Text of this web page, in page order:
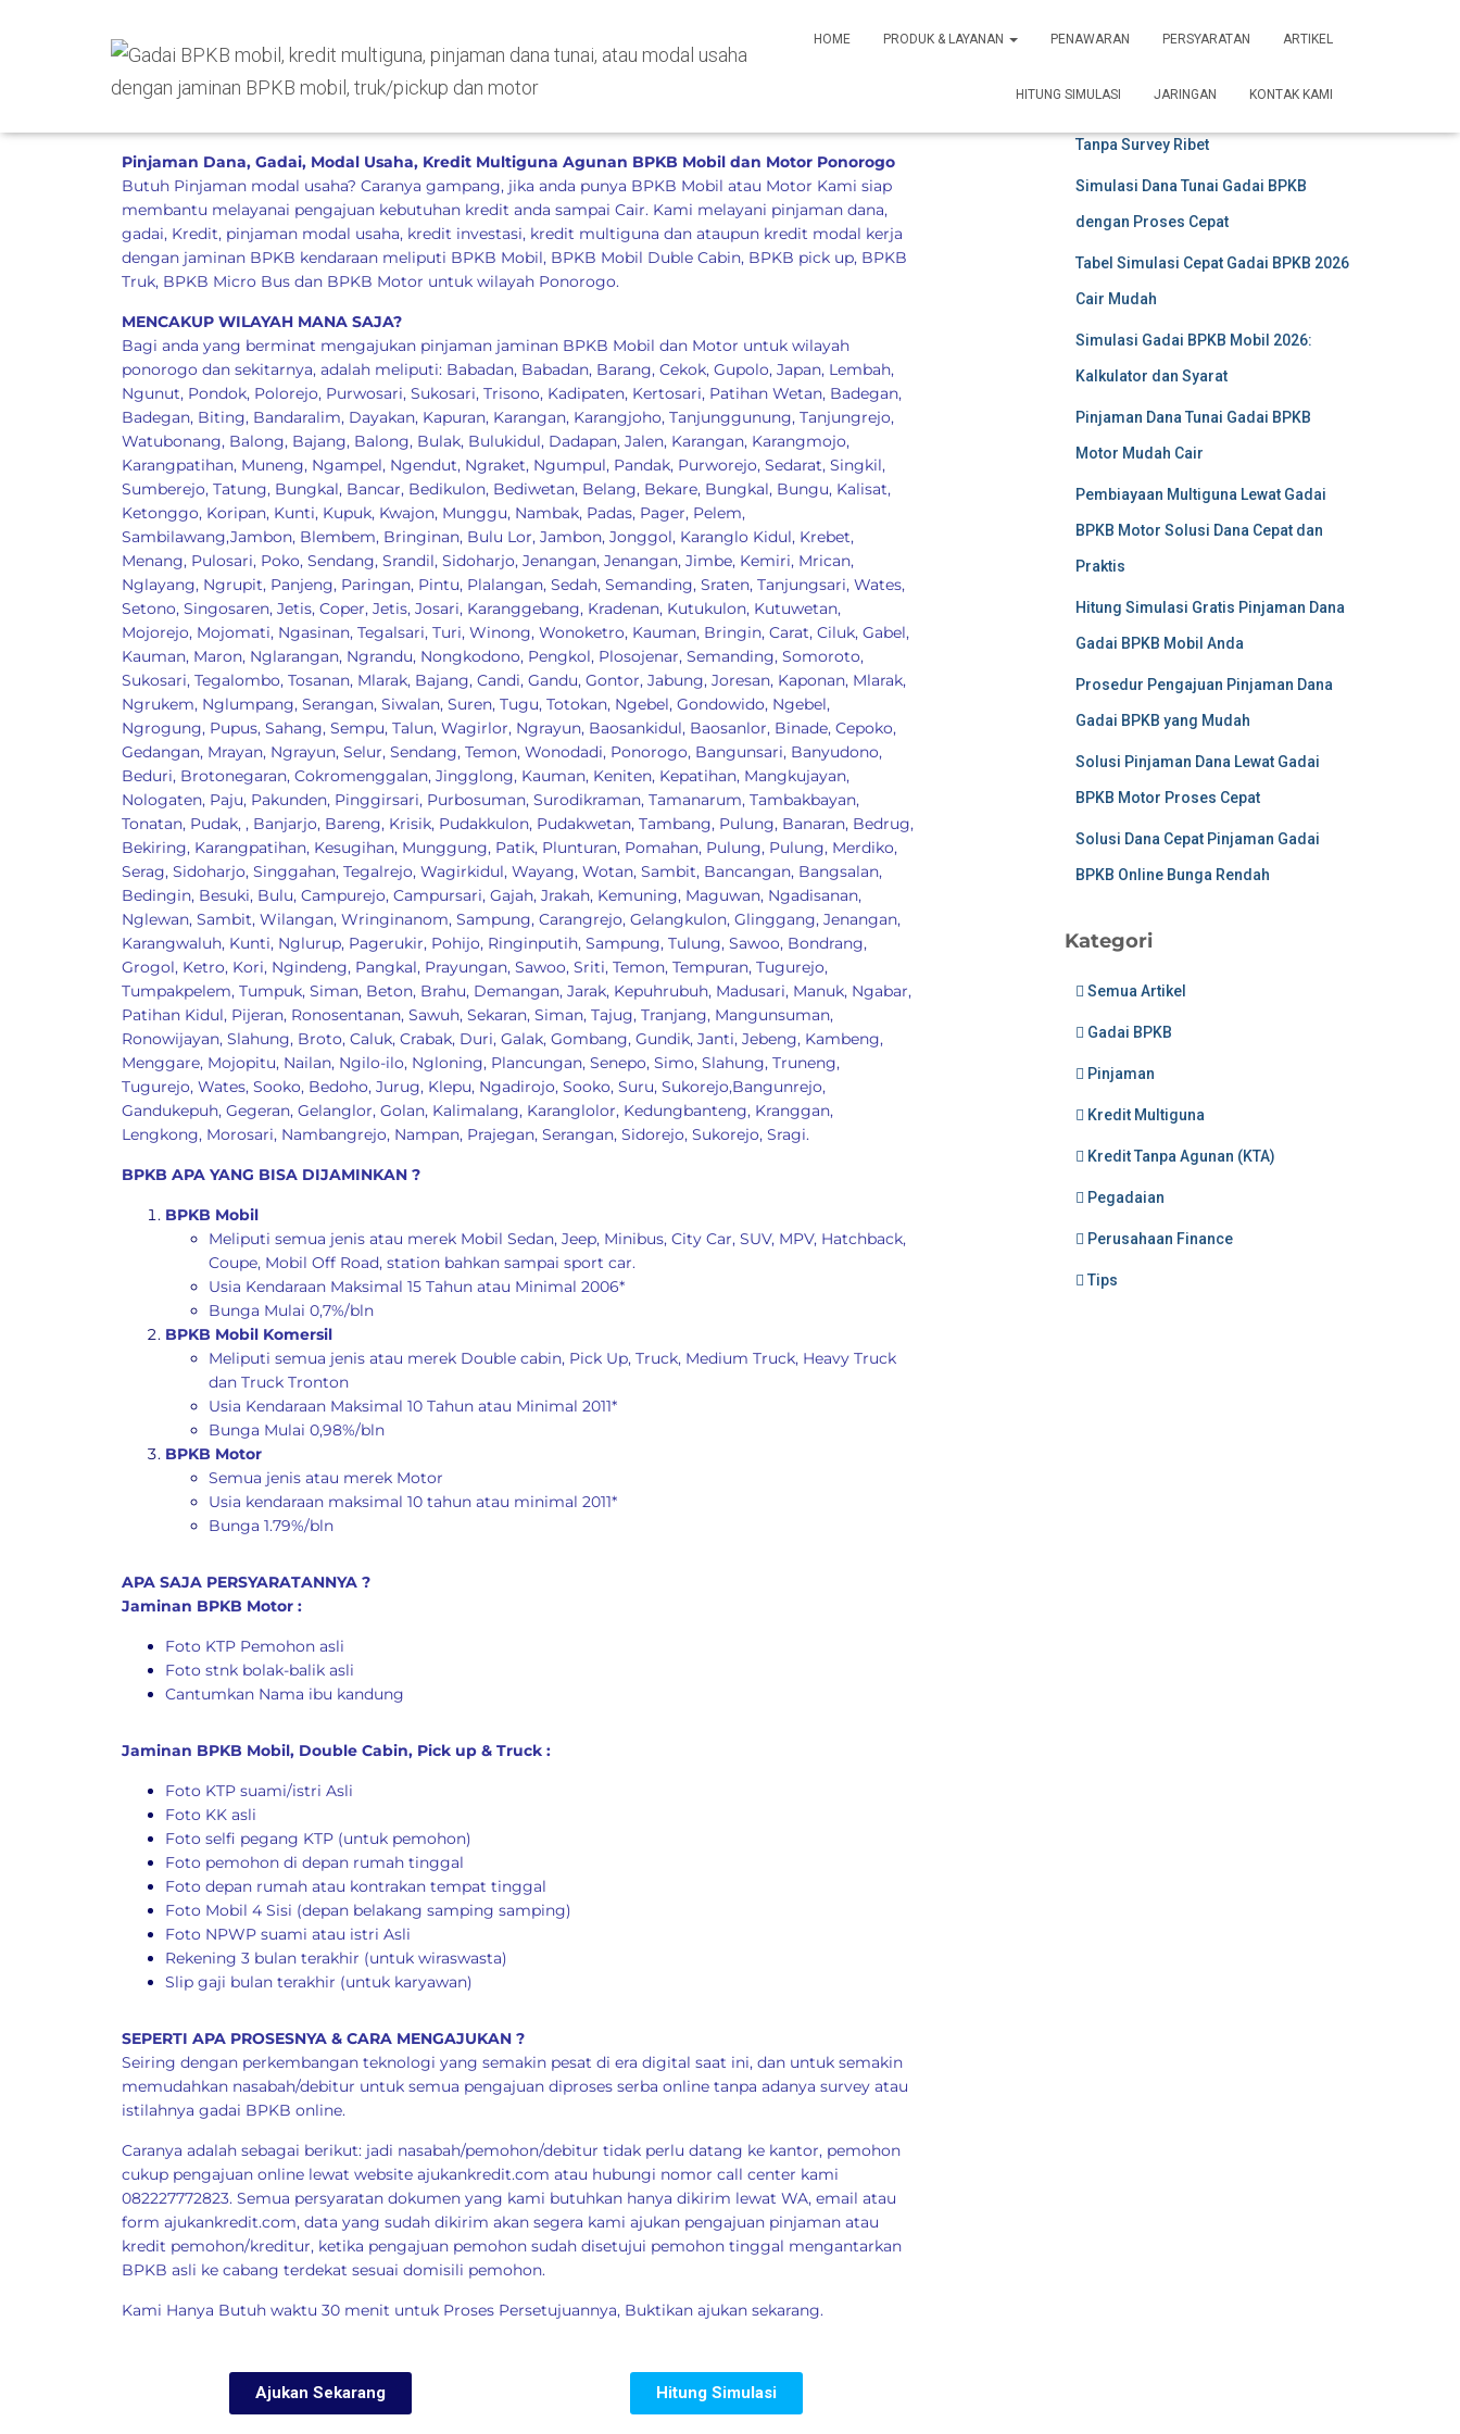
HOME PRODUK & LAYANAN PENAWARAN PERSYARATAN ARTIKEL
HITUNG SIMULASI JARINGAN KONTAK KAMI
Published by adminonJuly 24, 2021
Pinjaman Dana, Gadai, Modal Usaha, Kredit Multiguna Agunan BPKB Mobil dan Motor Ponorogo
Butuh Pinjaman modal usaha? Caranya gampang, jika anda punya BPKB Mobil atau Motor Kami siap
membantu melayanai pengajuan kebutuhan kredit anda sampai Cair. Kami melayani pinjaman dana,
gadai, Kredit, pinjaman modal usaha, kredit investasi, kredit multiguna dan ataupun kredit modal kerja
dengan jaminan BPKB kendaraan meliputi BPKB Mobil, BPKB Mobil Duble Cabin, BPKB pick up, BPKB
Truk, BPKB Micro Bus dan BPKB Motor untuk wilayah Ponorogo.
MENCAKUP WILAYAH MANA SAJA?
Bagi anda yang berminat mengajukan pinjaman jaminan BPKB Mobil dan Motor untuk wilayah
ponorogo dan sekitarnya, adalah meliputi: Babadan, Babadan, Barang, Cekok, Gupolo, Japan, Lembah,
Ngunut, Pondok, Polorejo, Purwosari, Sukosari, Trisono, Kadipaten, Kertosari, Patihan Wetan, Badegan,
Badegan, Biting, Bandaralim, Dayakan, Kapuran, Karangan, Karangjoho, Tanjunggunung, Tanjungrejo,
Watubonang, Balong, Bajang, Balong, Bulak, Bulukidul, Dadapan, Jalen, Karangan, Karangmojo,
Karangpatihan, Muneng, Ngampel, Ngendut, Ngraket, Ngumpul, Pandak, Purworejo, Sedarat, Singkil,
Sumberejo, Tatung, Bungkal, Bancar, Bedikulon, Bediwetan, Belang, Bekare, Bungkal, Bungu, Kalisat,
Ketonggo, Koripan, Kunti, Kupuk, Kwajon, Munggu, Nambak, Padas, Pager, Pelem,
Sambilawang,Jambon, Blembem, Bringinan, Bulu Lor, Jambon, Jonggol, Karanglo Kidul, Krebet,
Menang, Pulosari, Poko, Sendang, Srandil, Sidoharjo, Jenangan, Jenangan, Jimbe, Kemiri, Mrican,
Nglayang, Ngrupit, Panjeng, Paringan, Pintu, Plalangan, Sedah, Semanding, Sraten, Tanjungsari, Wates,
Setono, Singosaren, Jetis, Coper, Jetis, Josari, Karanggebang, Kradenan, Kutukulon, Kutuwetan,
Mojorejo, Mojomati, Ngasinan, Tegalsari, Turi, Winong, Wonoketro, Kauman, Bringin, Carat, Ciluk, Gabel,
Kauman, Maron, Nglarangan, Ngrandu, Nongkodono, Pengkol, Plosojenar, Semanding, Somoroto,
Sukosari, Tegalombo, Tosanan, Mlarak, Bajang, Candi, Gandu, Gontor, Jabung, Joresan, Kaponan, Mlarak,
Ngrukem, Nglumpang, Serangan, Siwalan, Suren, Tugu, Totokan, Ngebel, Gondowido, Ngebel,
Ngrogung, Pupus, Sahang, Sempu, Talun, Wagirlor, Ngrayun, Baosankidul, Baosanlor, Binade, Cepoko,
Gedangan, Mrayan, Ngrayun, Selur, Sendang, Temon, Wonodadi, Ponorogo, Bangunsari, Banyudono,
Beduri, Brotonegaran, Cokromenggalan, Jingglong, Kauman, Keniten, Kepatihan, Mangkujayan,
Nologaten, Paju, Pakunden, Pinggirsari, Purbosuman, Surodikraman, Tamanarum, Tambakbayan,
Tonatan, Pudak, , Banjarjo, Bareng, Krisik, Pudakkulon, Pudakwetan, Tambang, Pulung, Banaran, Bedrug,
Bekiring, Karangpatihan, Kesugihan, Munggung, Patik, Plunturan, Pomahan, Pulung, Pulung, Merdiko,
Serag, Sidoharjo, Singgahan, Tegalrejo, Wagirkidul, Wayang, Wotan, Sambit, Bancangan, Bangsalan,
Bedingin, Besuki, Bulu, Campurejo, Campursari, Gajah, Jrakah, Kemuning, Maguwan, Ngadisanan,
Nglewan, Sambit, Wilangan, Wringinanom, Sampung, Carangrejo, Gelangkulon, Glinggang, Jenangan,
Karangwaluh, Kunti, Nglurup, Pagerukir, Pohijo, Ringinputih, Sampung, Tulung, Sawoo, Bondrang,
Grogol, Ketro, Kori, Ngindeng, Pangkal, Prayungan, Sawoo, Sriti, Temon, Tempuran, Tugurejo,
Tumpakpelem, Tumpuk, Siman, Beton, Brahu, Demangan, Jarak, Kepuhrubuh, Madusari, Manuk, Ngabar,
Patihan Kidul, Pijeran, Ronosentanan, Sawuh, Sekaran, Siman, Tajug, Tranjang, Mangunsuman,
Ronowijayan, Slahung, Broto, Caluk, Crabak, Duri, Galak, Gombang, Gundik, Janti, Jebeng, Kambeng,
Menggare, Mojopitu, Nailan, Ngilo-ilo, Ngloning, Plancungan, Senepo, Simo, Slahung, Truneng,
Tugurejo, Wates, Sooko, Bedoho, Jurug, Klepu, Ngadirojo, Sooko, Suru, Sukorejo,Bangunrejo,
Gandukepuh, Gegeran, Gelanglor, Golan, Kalimalang, Karanglolor, Kedungbanteng, Kranggan,
Lengkong, Morosari, Nambangrejo, Nampan, Prajegan, Serangan, Sidorejo, Sukorejo, Sragi.
BPKB APA YANG BISA DIJAMINKAN ?
BPKB Mobil
Meliputi semua jenis atau merek Mobil Sedan, Jeep, Minibus, City Car, SUV, MPV, Hatchback,
Coupe, Mobil Off Road, station bahkan sampai sport car.
Usia Kendaraan Maksimal 15 Tahun atau Minimal 2006*
Bunga Mulai 0,7%/bln
BPKB Mobil Komersil
Meliputi semua jenis atau merek Double cabin, Pick Up, Truck, Medium Truck, Heavy Truck
dan Truck Tronton
Usia Kendaraan Maksimal 10 Tahun atau Minimal 2011*
Bunga Mulai 0,98%/bln
BPKB Motor
Semua jenis atau merek Motor
Usia kendaraan maksimal 10 tahun atau minimal 2011*
Bunga 1.79%/bln
APA SAJA PERSYARATANNYA ?
Jaminan BPKB Motor :
Foto KTP Pemohon asli
Foto stnk bolak-balik asli
Cantumkan Nama ibu kandung
Jaminan BPKB Mobil, Double Cabin, Pick up & Truck :
Foto KTP suami/istri Asli
Foto KK asli
Foto selfi pegang KTP (untuk pemohon)
Foto pemohon di depan rumah tinggal
Foto depan rumah atau kontrakan tempat tinggal
Foto Mobil 4 Sisi (depan belakang samping samping)
Foto NPWP suami atau istri Asli
Rekening 3 bulan terakhir (untuk wiraswasta)
Slip gaji bulan terakhir (untuk karyawan)
SEPERTI APA PROSESNYA & CARA MENGAJUKAN ?
Seiring dengan perkembangan teknologi yang semakin pesat di era digital saat ini, dan untuk semakin
memudahkan nasabah/debitur untuk semua pengajuan diproses serba online tanpa adanya survey atau
istilahnya gadai BPKB online.
Caranya adalah sebagai berikut: jadi nasabah/pemohon/debitur tidak perlu datang ke kantor, pemohon
cukup pengajuan online lewat website ajukankredit.com atau hubungi nomor call center kami
082227772823. Semua persyaratan dokumen yang kami butuhkan hanya dikirim lewat WA, email atau
form ajukankredit.com, data yang sudah dikirim akan segera kami ajukan pengajuan pinjaman atau
kredit pemohon/kreditur, ketika pengajuan pemohon sudah disetujui pemohon tinggal mengantarkan
BPKB asli ke cabang terdekat sesuai domisili pemohon.
Kami Hanya Butuh waktu 30 menit untuk Proses Persetujuannya, Buktikan ajukan sekarang.
Ajukan Sekarang Hitung Simulasi
Tanpa Survey Ribet
Simulasi Dana Tunai Gadai BPKB
dengan Proses Cepat
Tabel Simulasi Cepat Gadai BPKB 2026
Cair Mudah
Simulasi Gadai BPKB Mobil 2026:
Kalkulator dan Syarat
Pinjaman Dana Tunai Gadai BPKB
Motor Mudah Cair
Pembiayaan Multiguna Lewat Gadai
BPKB Motor Solusi Dana Cepat dan
Praktis
Hitung Simulasi Gratis Pinjaman Dana
Gadai BPKB Mobil Anda
Prosedur Pengajuan Pinjaman Dana
Gadai BPKB yang Mudah
Solusi Pinjaman Dana Lewat Gadai
BPKB Motor Proses Cepat
Solusi Dana Cepat Pinjaman Gadai
BPKB Online Bunga Rendah
Kategori
Semua Artikel
Gadai BPKB
Pinjaman
Kredit Multiguna
Kredit Tanpa Agunan (KTA)
Pegadaian
Perusahaan Finance
Tips